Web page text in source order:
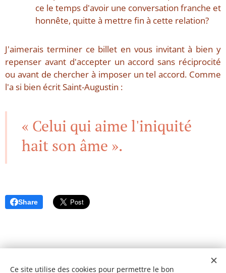
ce le temps d'avoir une conversation franche et
honnête, quitte à mettre fin à cette relation?
J'aimerais terminer ce billet en vous invitant à bien y
repenser avant d'accepter un accord sans réciprocité
ou avant de chercher à imposer un tel accord. Comme
l'a si bien écrit Saint-Augustin :
« Celui qui aime l'iniquité
hait son âme ».
Share
Ce site utilise des cookies pour permettre le bon